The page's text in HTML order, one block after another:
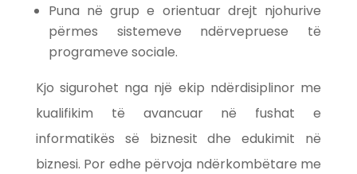
Puna në grup e orientuar drejt njohurive
përmes sistemeve ndërvepruese të
programeve sociale.
Kjo sigurohet nga një ekip ndërdisiplinor me
kualifikim të avancuar në fushat e
informatikës së biznesit dhe edukimit në
biznesi. Por edhe përvoja ndërkombëtare me